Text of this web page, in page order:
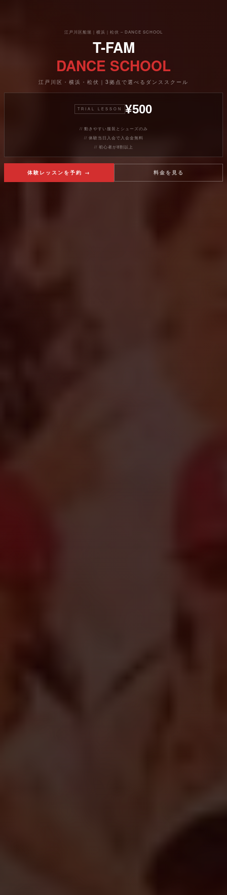
江戸川区船堀｜横浜｜松伏 – DANCE SCHOOL
T-FAM
DANCE SCHOOL
江戸川区・横浜・松伏｜3拠点で選べるダンススクール
TRIAL LESSON ¥500
// 動きやすい服装とシューズのみ
// 体験当日入会で入会金無料
// 初心者が8割以上
体験レッスンを予約 → 料金を見る